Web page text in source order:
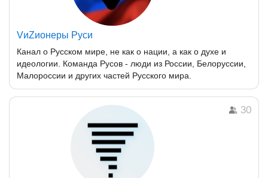
VиZионеры Руси
Канал о Русском мире, не как о нации, а как о духе и
идеологии. Команда Русов - люди из России, Белоруссии,
Малороссии и других частей Русского мира.
30